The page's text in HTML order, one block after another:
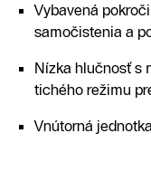
Vybavená
samočistenia a
Nízka hlučnosť s
tichého režimu
Vnútorná